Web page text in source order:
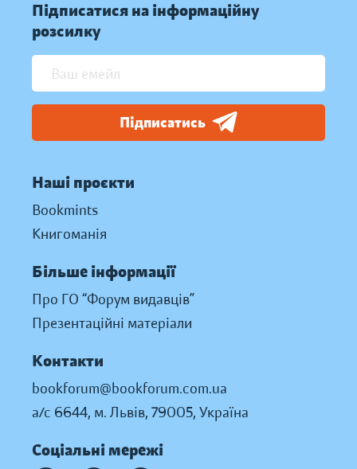
Підписатися на інформаційну
розсилку
Підписатись
Наші проєкти
Bookmints
Книгоманія
Більше інформації
Про ГО “Форум видавців”
Презентаційні матеріали
Контакти
bookforum@bookforum.com.ua
а/с 6644, м. Львів, 79005, Україна
Соціальні мережі